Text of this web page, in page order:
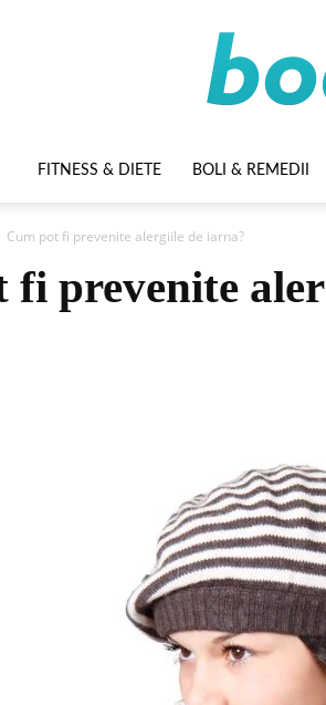
FITNESS & DIETE BOLI & REMEDII
Cum pot fi prevenite alergiile de iarna?
fi prevenite